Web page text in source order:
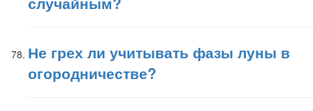
Не грех ли учитывать фазы луны в
огородничестве?